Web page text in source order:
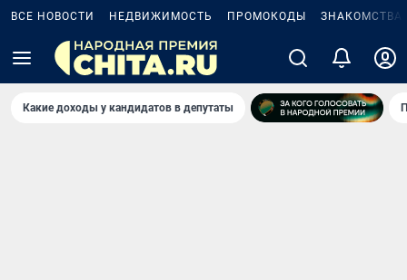
ВСЕ НОВОСТИ НЕДВИЖИМОСТЬ ПРОМОКОДЫ ЗНАКОМСТВА
Какие доходы у кандидатов в депутаты